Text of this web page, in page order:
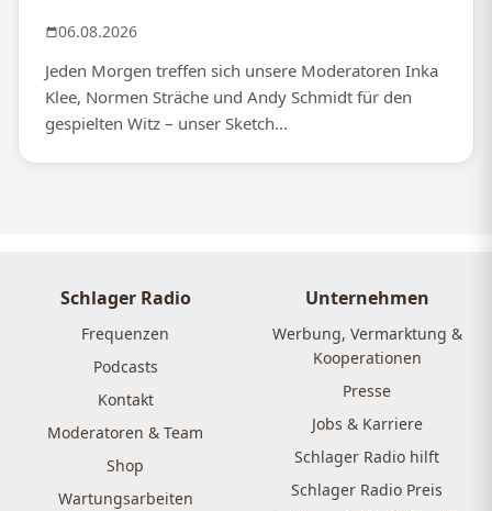
06.08.2026
Jeden Morgen treffen sich unsere Moderatoren Inka
Klee, Normen Sträche und Andy Schmidt für den
gespielten Witz – unser Sketch...
Schlager Radio
Frequenzen
Podcasts
Kontakt
Moderatoren & Team
Shop
Wartungsarbeiten
Unternehmen
Werbung, Vermarktung &
Kooperationen
Presse
Jobs & Karriere
Schlager Radio hilft
Schlager Radio Preis